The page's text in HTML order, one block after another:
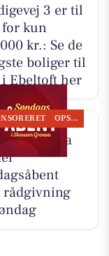
3 er til
kun
kr.: Se de
boliger til
Ebeltoft her
OPSLAGSTAVLEN
Grenaa
rådgivning